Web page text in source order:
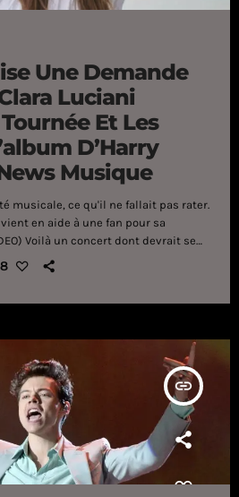
Une Demande
Luciani
Et Les
D’Harry
Musique
musicale, ce qu'il ne fallait pas rater.
en aide à une fan pour sa
Voilà un concert dont devrait se
! En tournée aux quatre coins de
la chanteuse se produisait il y a
insert_link